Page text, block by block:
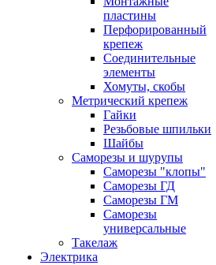
пластины
Перфорированный
крепеж
Соединительные
элементы
Хомуты, скобы
Метрический крепеж
Гайки
Резьбовые шпильки
Шайбы
Саморезы и шурупы
Саморезы "клопы"
Саморезы ГД
Саморезы ГМ
Саморезы
универсальные
Такелаж
Электрика